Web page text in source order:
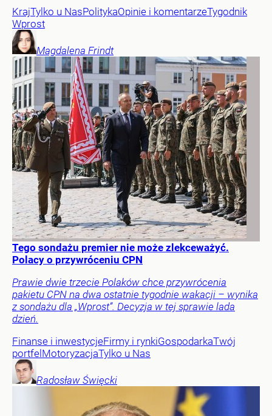
KrajTylko u NasPolitykaOpinie i komentarzeTygodnik
Wprost
Magdalena Frindt
Tego sondażu premier nie może zlekceważyć.
Polacy o przywróceniu CPN
Prawie dwie trzecie Polaków chce przywrócenia
pakietu CPN na dwa ostatnie tygodnie wakacji – wynika
z sondażu dla „Wprost”. Decyzja w tej sprawie lada
dzień.
Finanse i inwestycjeFirmy i rynkiGospodarkaTwój
portfel MotoryzacjaTylko u Nas
Radosław Święcki